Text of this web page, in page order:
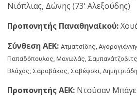
Νιόπλιας, Δώνης (73' Αλεξούδης)
Προπονητής Παναθηναϊκού:
Σύνθεση ΑΕΚ: Ατματσίδης,
Παπαδόπουλος, Μανωλάς,
Βλάχος, Σαραβάκος, Σαβέφσκι,
Προπονητής ΑΕΚ: Ντούσαν